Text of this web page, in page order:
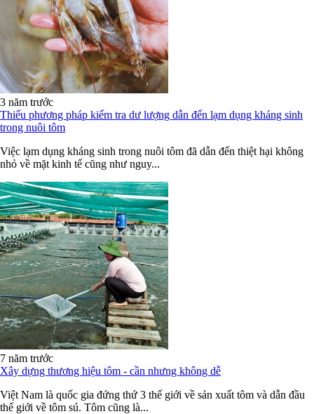
3 năm trước
Thiếu phương pháp kiểm tra dư lượng dẫn đến lạm dụng kháng sinh
trong nuôi tôm
Việc lạm dụng kháng sinh trong nuôi tôm đã dẫn đến thiệt hại không
nhỏ về mặt kinh tế cũng như nguy...
7 năm trước
Xây dựng thương hiệu tôm - cần nhưng không dễ
Việt Nam là quốc gia đứng thứ 3 thế giới về sản xuất tôm và dẫn đầu
thế giới về tôm sú. Tôm cũng là...